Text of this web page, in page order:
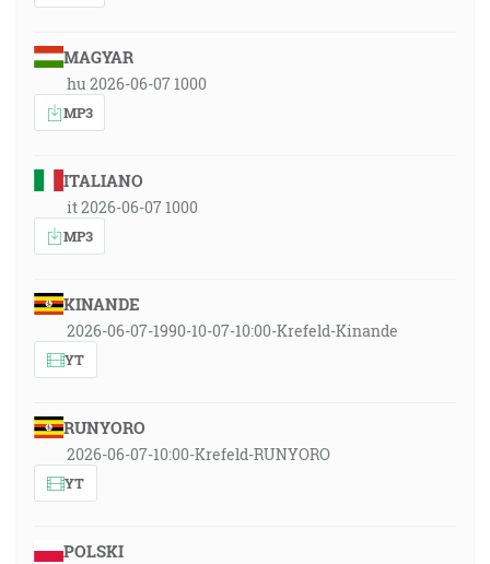
MAGYAR
hu 2026-06-07 1000
MP3
ITALIANO
it 2026-06-07 1000
MP3
KINANDE
2026-06-07-1990-10-07-10:00-Krefeld-Kinande
YT
RUNYORO
2026-06-07-10:00-Krefeld-RUNYORO
YT
POLSKI